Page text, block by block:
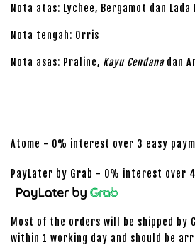
Nota atas: Lychee, Bergamot dan Lada
Nota tengah: Orris
Nota asas: Praline, Kayu Cendanadan
Atome - 0% interest over 3 easy
PayLater by Grab - 0% interest over
Most of the orders will be shipped by
within 1 working day and should be